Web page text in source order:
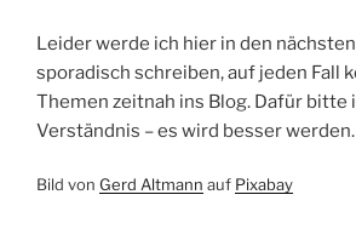
Leider werde ich hier in den
sporadisch schreiben, auf jeden Fall
Themen zeitnah ins Blog. Dafür bitte
Verständnis – es wird besser werden.
Bild von Gerd Altmann auf Pixabay